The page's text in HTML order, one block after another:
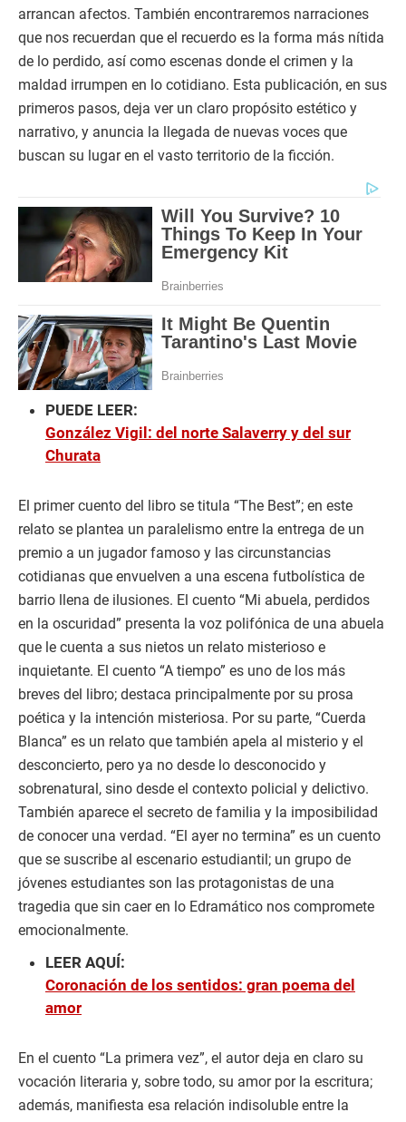
arrancan afectos. También encontraremos narraciones
que nos recuerdan que el recuerdo es la forma más nítida
de lo perdido, así como escenas donde el crimen y la
maldad irrumpen en lo cotidiano. Esta publicación, en sus
primeros pasos, deja ver un claro propósito estético y
narrativo, y anuncia la llegada de nuevas voces que
buscan su lugar en el vasto territorio de la ficción.
PUEDE LEER:
González Vigil: del norte Salaverry y del sur
Churata
El primer cuento del libro se titula “The Best”; en este
relato se plantea un paralelismo entre la entrega de un
premio a un jugador famoso y las circunstancias
cotidianas que envuelven a una escena futbolística de
barrio llena de ilusiones. El cuento “Mi abuela, perdidos
en la oscuridad” presenta la voz polifónica de una abuela
que le cuenta a sus nietos un relato misterioso e
inquietante. El cuento “A tiempo” es uno de los más
breves del libro; destaca principalmente por su prosa
poética y la intención misteriosa. Por su parte, “Cuerda
Blanca” es un relato que también apela al misterio y el
desconcierto, pero ya no desde lo desconocido y
sobrenatural, sino desde el contexto policial y delictivo.
También aparece el secreto de familia y la imposibilidad
de conocer una verdad. “El ayer no termina” es un cuento
que se suscribe al escenario estudiantil; un grupo de
jóvenes estudiantes son las protagonistas de una
tragedia que sin caer en lo Edramático nos compromete
emocionalmente.
LEER AQUÍ:
Coronación de los sentidos: gran poema del
amor
En el cuento “La primera vez”, el autor deja en claro su
vocación literaria y, sobre todo, su amor por la escritura;
además, manifiesta esa relación indisoluble entre la